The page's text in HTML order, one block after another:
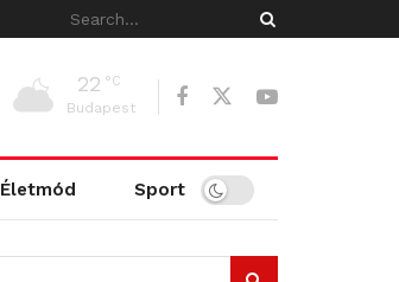
22 °C
Budapest
Életmód Sport